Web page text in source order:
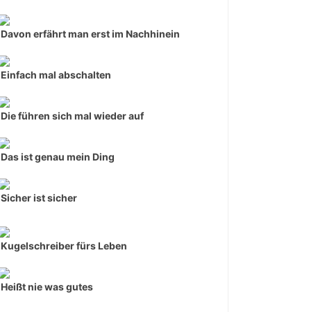
Davon erfährt man erst im Nachhinein
Einfach mal abschalten
Die führen sich mal wieder auf
Das ist genau mein Ding
Sicher ist sicher
Kugelschreiber fürs Leben
Heißt nie was gutes